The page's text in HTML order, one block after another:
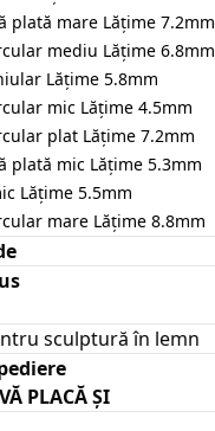
plată mare Lățime 7.2mm
mediu Lățime 6.8mm
Lățime 5.8mm
mic Lățime 4.5mm
plat Lățime 7.2mm
plată mic Lățime 5.3mm
Lățime 5.5mm
mare Lățime 8.8mm
sculptură în lemn
PLACĂ ȘI